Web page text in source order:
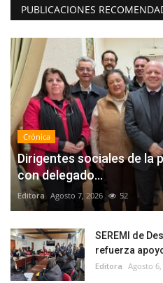
PUBLICACIONES
Crónica
Dirigentes sociales de la
con delegado...
Editora Agosto 7, 2026 52
SEREMI de
refuerza
Editora Agosto 6,